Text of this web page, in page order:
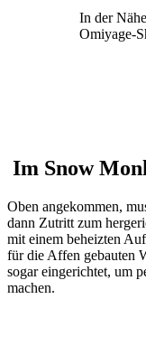
In der
Omiyage-
Im Snow
Oben angekommen,
dann Zutritt zum
mit einem beheizten
für die Affen gebauten
sogar eingerichtet, um
machen.